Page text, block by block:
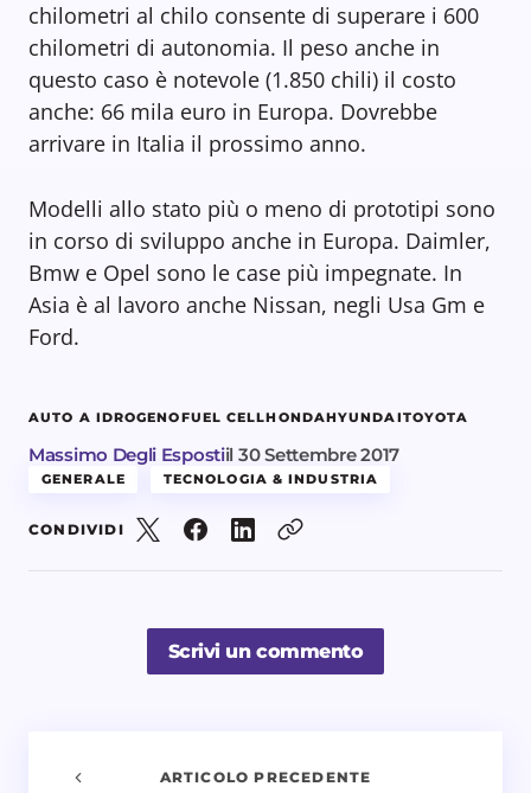
chilometri al chilo consente di superare i 600
chilometri di autonomia. Il peso anche in
questo caso è notevole (1.850 chili) il costo
anche: 66 mila euro in Europa. Dovrebbe
arrivare in Italia il prossimo anno.
Modelli allo stato più o meno di prototipi sono
in corso di sviluppo anche in Europa. Daimler,
Bmw e Opel sono le case più impegnate. In
Asia è al lavoro anche Nissan, negli Usa Gm e
Ford.
AUTO A IDROGENOFUEL CELLHONDAHYUNDAITOYOTA
Massimo Degli Espostiil 30 Settembre 2017
GENERALE TECNOLOGIA & INDUSTRIA
CONDIVIDI
Scrivi un commento
ARTICOLO PRECEDENTE